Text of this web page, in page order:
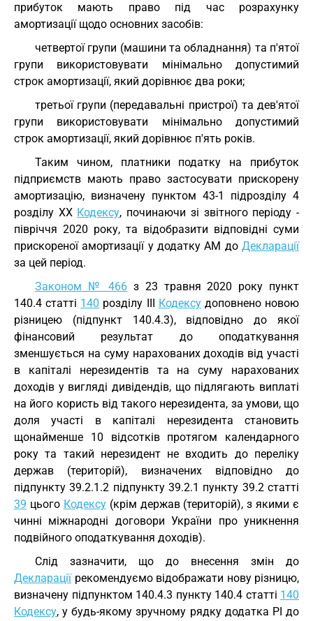
прибуток мають право під час розрахунку
амортизації щодо основних засобів:
четвертої групи (машини та обладнання) та п'ятої
групи використовувати мінімально допустимий
строк амортизації, який дорівнює два роки;
третьої групи (передавальні пристрої) та дев'ятої
групи використовувати мінімально допустимий
строк амортизації, який дорівнює п'ять років.
Таким чином, платники податку на прибуток
підприємств мають право застосувати прискорену
амортизацію, визначену пунктом 43-1 підрозділу 4
розділу XX Кодексу, починаючи зі звітного періоду -
півріччя 2020 року, та відобразити відповідні суми
прискореної амортизації у додатку АМ до Декларації
за цей період.
Законом № 466 з 23 травня 2020 року пункт
140.4 статті 140 розділу III Кодексудоповнено новою
різницею (підпункт 140.4.3), відповідно до якої
фінансовий результат до оподаткування
зменшується на суму нарахованих доходів від участі
в капіталі нерезидентів та на суму нарахованих
доходів у вигляді дивідендів, що підлягають виплаті
на його користь від такого нерезидента, за умови, що
доля участі в капіталі нерезидента становить
щонайменше 10 відсотків протягом календарного
року та такий нерезидент не входить до переліку
держав (територій), визначених відповідно до
підпункту 39.2.1.2 підпункту 39.2.1 пункту 39.2 статті
39 цього Кодексу(крім держав (територій), з якими є
чинні міжнародні договори України про уникнення
подвійного оподаткування доходів).
Слід зазначити, що до внесення змін до
Деклараціїрекомендуємо відображати нову різницю,
визначену підпунктом 140.4.3 пункту 140.4 статті 140
Кодексу, у будь-якому зручному рядку додатка РІ до